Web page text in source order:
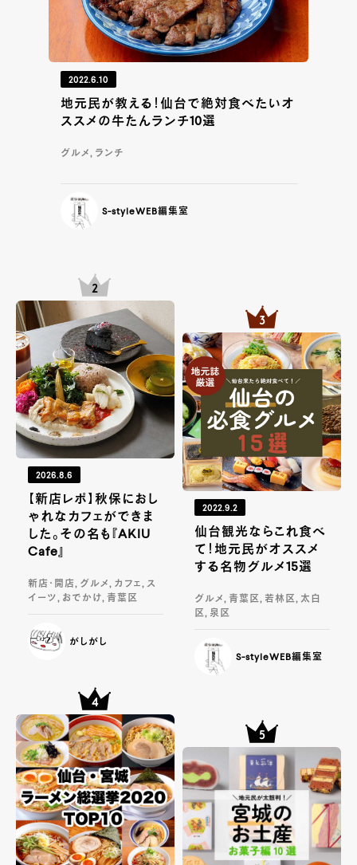
2022.6.10
地元民が教える！仙台で絶対食べたいオ
ススメの牛たんランチ10選
グルメ, ランチ
S-styleWEB編集室
2026.8.6
【新店レポ】秋保におし
ゃれなカフェができま
した。その名も『AKIU
Cafe』
新店・開店, グルメ, カフェ, ス
イーツ, おでかけ, 青葉区
がしがし
2022.9.2
仙台観光ならこれ食べ
て！地元民がオススメ
する名物グルメ15選
グルメ, 青葉区, 若林区, 太白
区, 泉区
S-styleWEB編集室